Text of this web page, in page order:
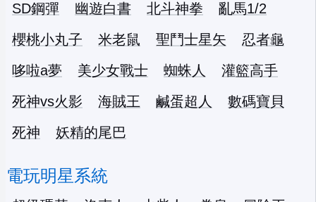
SD鋼彈
幽遊白書 北斗神拳
亂馬1/2
櫻桃小丸子
米老鼠 聖鬥士星矢
忍者龜
哆啦a夢
美少女戰士 蜘蛛人
灌籃高手
死神vs火影
海賊王 鹹蛋超人
數碼寶貝
死神
妖精的尾巴
電玩明星系統